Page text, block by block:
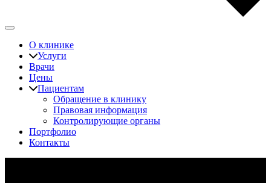
О клинике
Услуги
Врачи
Цены
Пациентам
Обращение в клинику
Правовая информация
Контролирующие органы
Портфолио
Контакты